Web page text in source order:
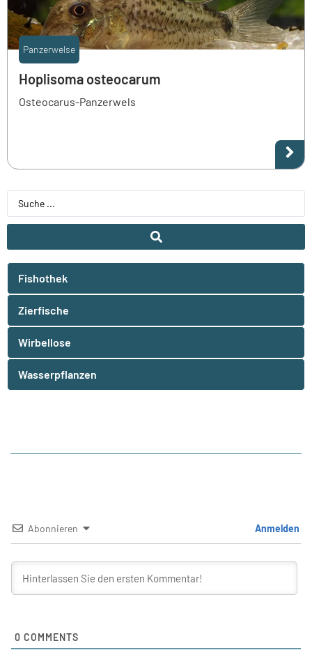
Panzerwelse
Hoplisoma osteocarum
Osteocarus-Panzerwels
Fishothek
Zierfische
Wirbellose
Wasserpflanzen
Abonnieren Anmelden
0 COMMENTS